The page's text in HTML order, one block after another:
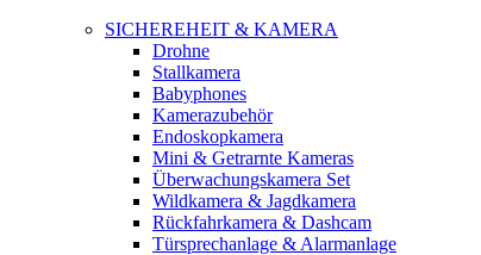
SICHEREHEIT & KAMERA
Drohne
Stallkamera
Babyphones
Kamerazubehör
Endoskopkamera
Mini & Getrarnte Kameras
Überwachungskamera Set
Wildkamera & Jagdkamera
Rückfahrkamera & Dashcam
Türsprechanlage & Alarmanlage